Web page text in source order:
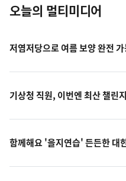
오늘의 멀티미디어
저염저당으로 여름 보양 완전
기상청 직원, 이번엔 최산 챌린
함께해요 '을지연습' 든든한 대